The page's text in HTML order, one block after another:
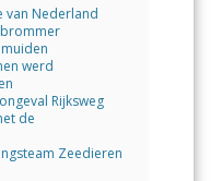
van Nederland
brommer
werd
Rijksweg
de
Zeedieren